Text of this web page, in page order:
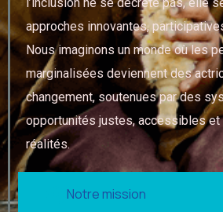
Notre mission
approches innovantes,
Nous imaginons un monde où les
marginalisées deviennent des
changement, soutenues par des
opportunités justes, accessibles et
réalités.